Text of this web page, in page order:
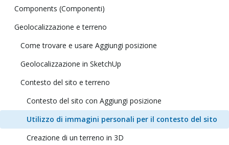
Components (Componenti)
Geolocalizzazione e terreno
Come trovare e usare Aggiungi posizione
Geolocalizzazione in SketchUp
Contesto del sito e terreno
Contesto del sito con Aggiungi posizione
Utilizzo di immagini personali per il contesto del sito
Creazione di un terreno in 3D